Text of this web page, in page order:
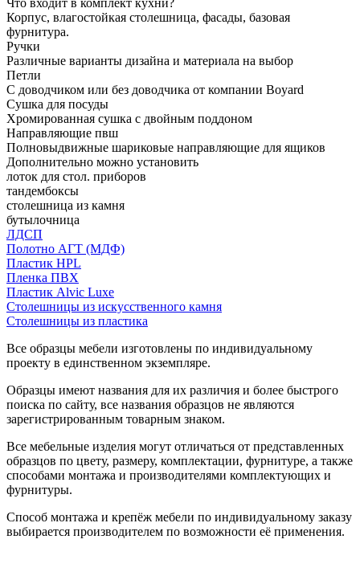
Корпус, влагостойкая столешница, фасады, базовая
фурнитура.
Ручки
Различные варианты дизайна и материала на выбор
Петли
С доводчиком или без доводчика от компании Boyard
Сушка для посуды
Хромированная сушка с двойным поддоном
Направляющие пвш
Полновыдвижные шариковые направляющие для ящиков
Дополнительно можно установить
лоток для стол. приборов
тандембоксы
столешница из камня
бутылочница
ЛДСП
Полотно АГТ (МДФ)
Пластик HPL
Пленка ПВХ
Пластик Alvic Luxe
Столешницы из искусственного камня
Столешницы из пластика
Все образцы мебели изготовлены по индивидуальному
проекту в единственном экземпляре.
Образцы имеют названия для их различия и более быстрого
поиска по сайту, все названия образцов не являются
зарегистрированным товарным знаком.
Все мебельные изделия могут отличаться от представленных
образцов по цвету, размеру, комплектации, фурнитуре, а также
способами монтажа и производителями комплектующих и
фурнитуры.
Способ монтажа и крепёж мебели по индивидуальному заказу
выбирается производителем по возможности её применения.